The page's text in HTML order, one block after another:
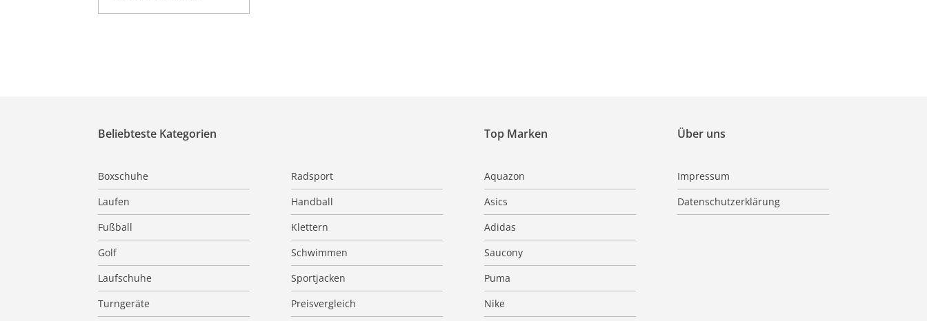
Über uns
Impressum
Datenschutzerklärung
Beliebteste Kategorien
Boxschuhe
Radsport
Laufen
Handball
Fußball
Klettern
Golf
Schwimmen
Laufschuhe
Sportjacken
Turngeräte
Preisvergleich
Top Marken
Aquazon
Asics
Adidas
Saucony
Puma
Nike